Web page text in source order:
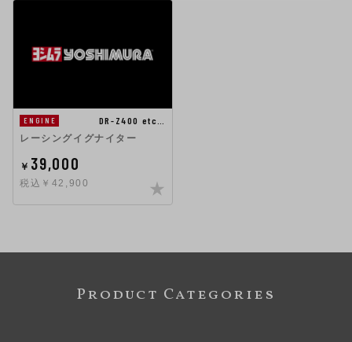
ENGINE
DR-Z400 etc…
レーシングイグナイター
￥ 39,000
税込￥42,900
Product Categories